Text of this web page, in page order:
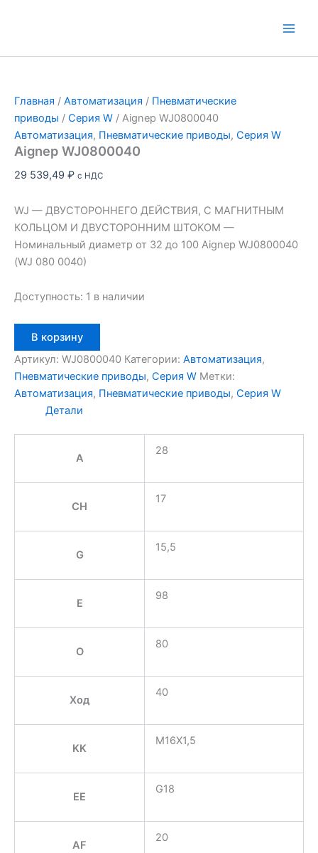
Главная / Автоматизация / Пневматические
приводы / Серия W / Aignep WJ0800040
Автоматизация, Пневматические приводы, Серия W
Aignep WJ0800040
29 539,49 ₽ с НДС
WJ — ДВУСТОРОННЕГО ДЕЙСТВИЯ, С МАГНИТНЫМ
КОЛЬЦОМ И ДВУСТОРОННИМ ШТОКОМ —
Номинальный диаметр от 32 до 100 Aignep WJ0800040
(WJ 080 0040)
Доступность: 1 в наличии
товара
Aignep
WJ0800040
В корзину
Артикул: WJ0800040 Категории: Автоматизация,
Пневматические приводы, Серия W Метки:
Автоматизация, Пневматические приводы, Серия W
Детали
A
28
CH
17
G
15,5
E
98
O
80
Ход
40
KK
M16X1,5
EE
G18
AF
20